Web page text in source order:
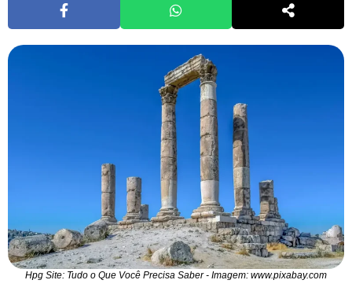
Hpg Site: Tudo o Que Você Precisa Saber - Imagem: www.pixabay.com